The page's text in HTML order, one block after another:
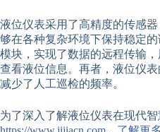
液位仪表采用了高精度的传感
够在各种复杂环境下保持稳定
模块，实现了数据的远程传输
查看液位信息。再者，液位仪
减少了人工巡检的频率。
为了深入了解液位仪表在现代